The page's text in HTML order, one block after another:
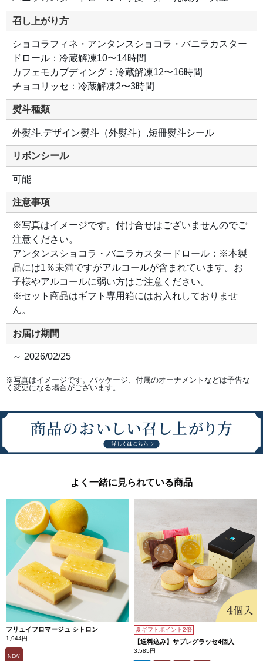
なチ
ョコ
モン
ンが
でき
まし
た。
●バ
カス
ター
ドロ
ール
マダ
カル
産バ
ニラ
りと
いを
堪能
でき
リー
ムが
たっ
ぷり
入っ
たロ
ール
ケー
キ。
きび
砂糖
の優
甘さ
がほ
んの
うふ
わの
ロー
ル生
地で
上げ
ンデ
ラク
リー
ムを
まろ
やか
でコ
クの
ある
カス
ター
が、
の中
に上
余韻
をプ
ラ
ス。
召し上がり方
ショコラフィネ・アンタンスショコラ・バニラカスター
ドロール：冷蔵解凍10〜14時間
カフェモカプディング：冷蔵解凍12〜16時間
チョコリッセ：冷蔵解凍2〜3時間
熨斗種類
外熨斗,デザイン熨斗（外熨斗）,短冊熨斗シール
リボンシール
可能
注意事項
※写真はイメージです。付け合せはございませんのでご
注意ください。
アンタンスショコラ・バニラカスタードロール：※本製
品には1％未満ですがアルコールが含まれています。お
子様やアルコールに弱い方はご注意ください。
※セット商品はギフト専用箱にはお入れしておりませ
ん。
お届け期間
～ 2026/02/25
※写真はイメージです。パッケージ、付属のオーナメントなどは予告な
く変更になる場合がございます。
よく一緒に見られている商品
フリュイフロマージュ シトロン
1,944円
NEW
夏ギフトポイント2倍
【送料込み】サブレグラッセ4個入
3,585円